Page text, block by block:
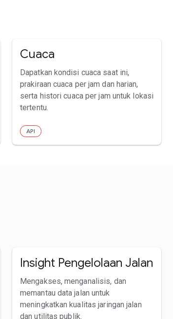
Cuaca
Dapatkan kondisi cuaca saat ini,
prakiraan cuaca per jam dan harian,
serta histori cuaca per jam untuk lokasi
tertentu.
API
Insight Pengelolaan Jalan
Mengakses, menganalisis, dan
memantau data jalan untuk
meningkatkan kualitas jaringan jalan
dan utilitas publik.